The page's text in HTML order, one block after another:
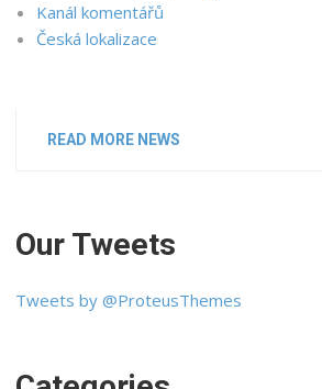
Kanál komentářů
Česká lokalizace
READ MORE NEWS
Our Tweets
Tweets by @ProteusThemes